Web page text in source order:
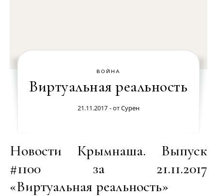
ВОЙНА
Виртуальная реальность
21.11.2017 - отСурен
Новости Крымнаша. Выпуск
#1100 за 21.11.2017
«Виртуальная реальность»